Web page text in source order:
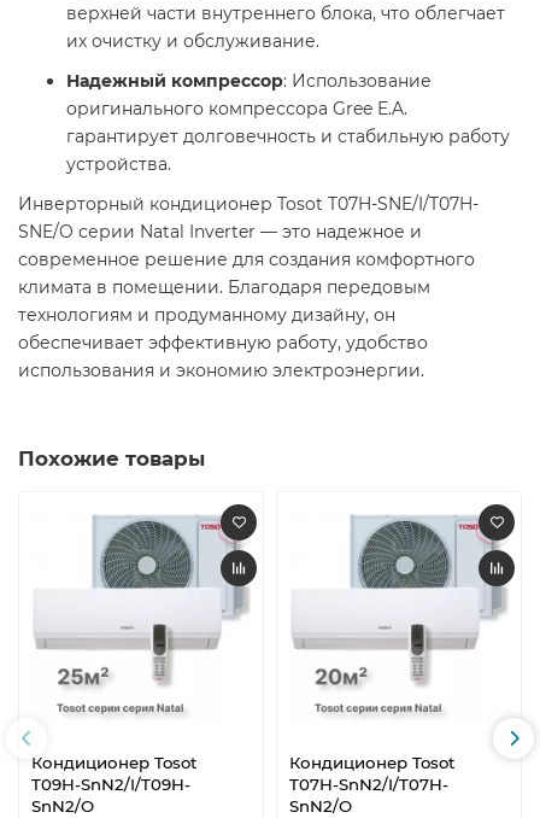
верхней части внутреннего блока, что облегчает
их очистку и обслуживание. ​
Надежный компрессор: Использование
оригинального компрессора Gree E.A.
гарантирует долговечность и стабильную работу
устройства. ​
Инверторный кондиционер Tosot T07H-SNE/I/T07H-
SNE/O серии Natal Inverter — это надежное и
современное решение для создания комфортного
климата в помещении. Благодаря передовым
технологиям и продуманному дизайну, он
обеспечивает эффективную работу, удобство
использования и экономию электроэнергии.​
Похожие товары
Кондиционер Tosot
T09H-SnN2/I/T09H-
SnN2/O
Кондиционер Tosot
T07H-SnN2/I/T07H-
SnN2/O